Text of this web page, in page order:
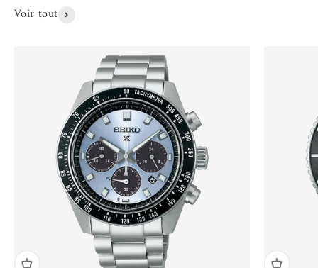
Voir tout